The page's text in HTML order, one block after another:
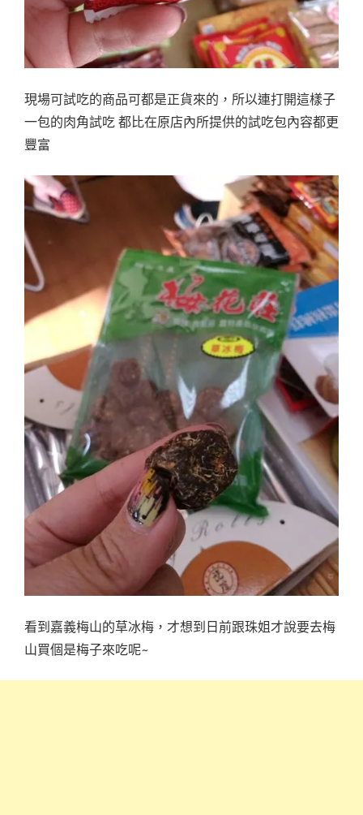
現場可試吃的商品可都是正貨來的，所以連打開這樣子
一包的肉角試吃 都比在原店內所提供的試吃包內容都更
豐富
看到嘉義梅山的草冰梅，才想到日前跟珠姐才說要去梅
山買個是梅子來吃呢~